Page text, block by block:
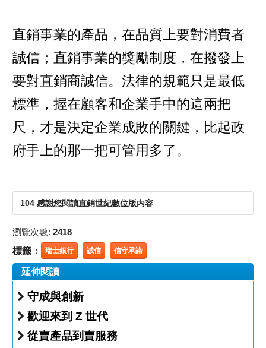
直銷事業的產品，在品質上要對消費者
誠信；直銷事業的獎勵制度，在撥發上
要對直銷商誠信。法律的規範只是最低
標準，握在顧客和企業手中的這兩把
尺，才是決定企業成敗的關鍵，比起政
府手上的那一把可管用多了。
104 感謝您閱讀直銷世紀數位版內容
瀏覽次數: 2418
標籤： 瑞士銀行 誠信 信守承諾
延伸閱讀
守成與創新
歡迎來到 Z 世代
從賣產品到賣服務